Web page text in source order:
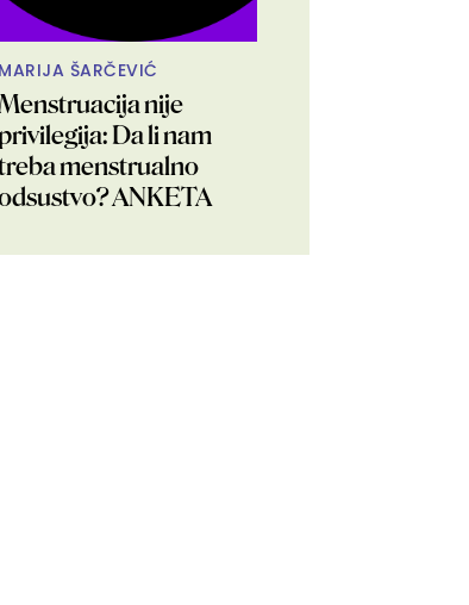
MARIJA ŠARČEVIĆ
nije
Da li nam
menstrualno
ANKETA